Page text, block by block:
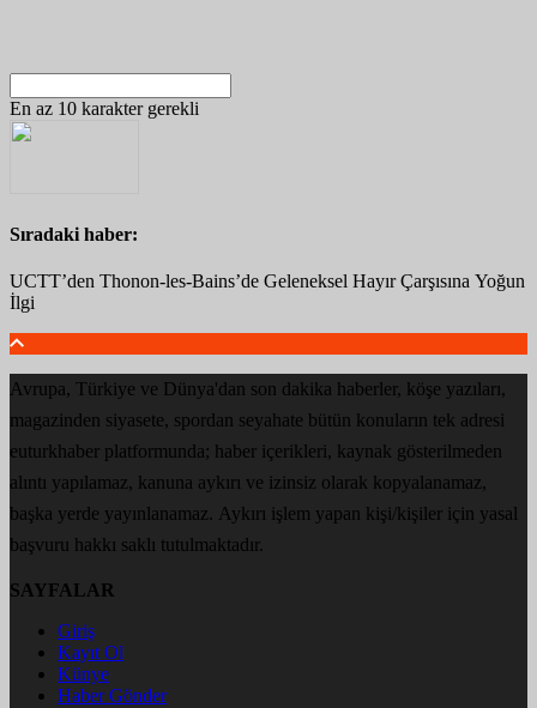
En az 10 karakter gerekli
Sıradaki haber:
UCTT’den Thonon-les-Bains’de Geleneksel Hayır Çarşısına Yoğun
İlgi
Avrupa, Türkiye ve Dünya'dan son dakika haberler, köşe yazıları,
magazinden siyasete, spordan seyahate bütün konuların tek adresi
euturkhaber platformunda; haber içerikleri, kaynak gösterilmeden
alıntı yapılamaz, kanuna aykırı ve izinsiz olarak kopyalanamaz,
başka yerde yayınlanamaz. Aykırı işlem yapan kişi/kişiler için yasal
başvuru hakkı saklı tutulmaktadır.
SAYFALAR
Giriş
Kayıt Ol
Künye
Haber Gönder